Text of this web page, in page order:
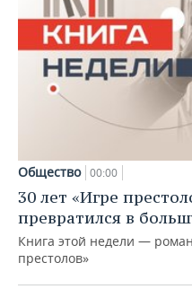
Общество 00:00
30 лет «Игре
превратился в
Книга этой недели —
престолов»